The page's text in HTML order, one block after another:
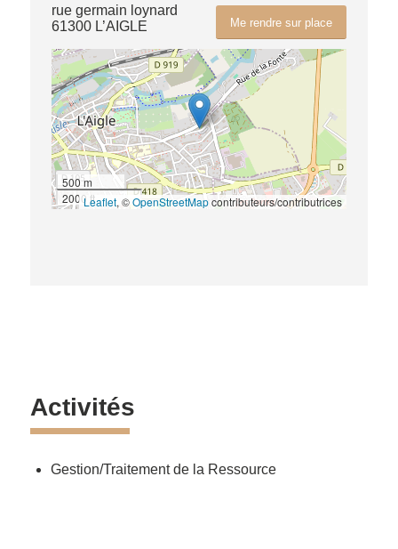
Me rendre sur place
rue germain loynard
61300 L’AIGLE
500 m
2000 ftLeaflet, ©OpenStreetMapcontributeurs/contributrices
Activités
Gestion/Traitement de la Ressource